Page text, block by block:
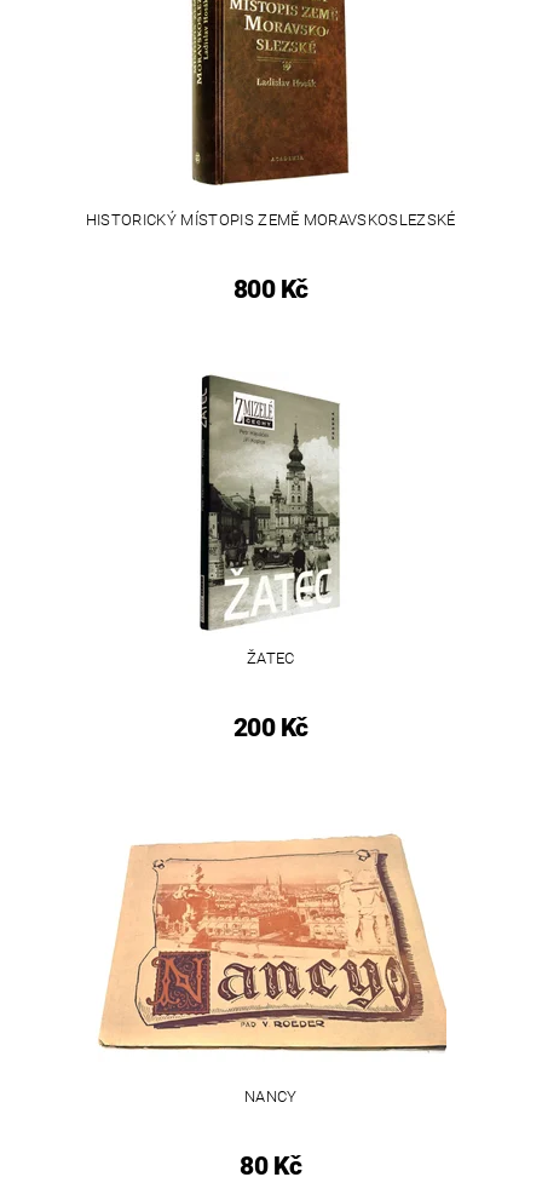
HISTORICKÝ MÍSTOPIS ZEMĚ MORAVSKOSLEZSKÉ
800 Kč
ŽATEC
200 Kč
NANCY
80 Kč